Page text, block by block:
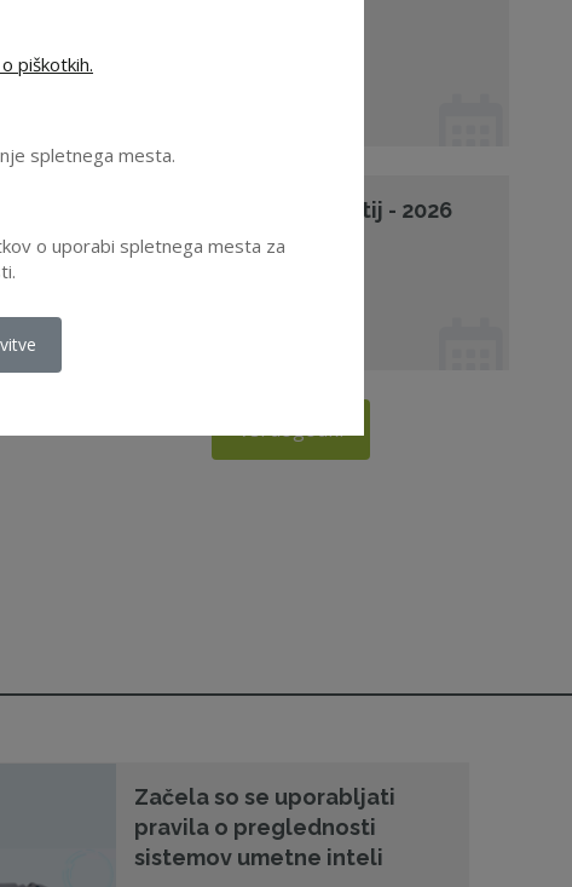
Upravljanje skupin podjetij - 2026
Ljubljana
Vsi dogodki
Začela so se uporabljati
pravila o preglednosti
sistemov umetne inteli
piškotkih.
spletnega mesta.
o uporabi spletnega mesta za